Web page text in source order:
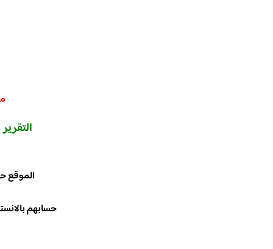
الموقع
حسابهم